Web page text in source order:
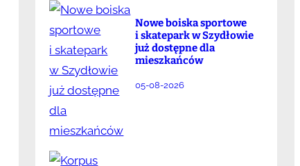
Nowe boiska sportowe
i skatepark w Szydłowie
już dostępne dla
mieszkańców
05-08-2026